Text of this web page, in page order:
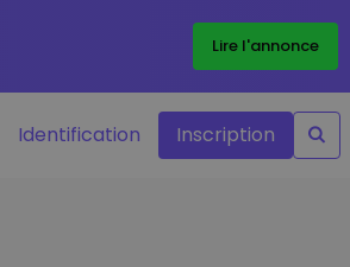
Lire l'annonce
Identification Inscription